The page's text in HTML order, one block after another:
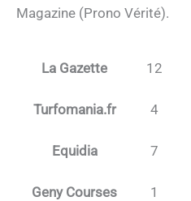
Magazine (Prono Vérité).
La Gazette 12
Turfomania.fr 4
Equidia 7
Geny Courses 1